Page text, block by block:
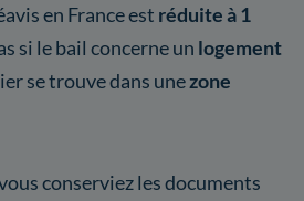
en France est réduite à 1
si le bail concerne un logement
se trouve dans unezone
conserviez les documents